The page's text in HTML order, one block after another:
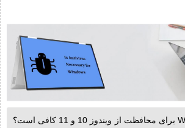
آیا Windows Defender برای محافظت از ویندوز 10 و 11 کافی است؟